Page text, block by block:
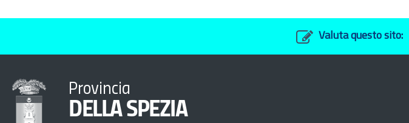
Valuta questo sito:
Provincia
DELLA SPEZIA